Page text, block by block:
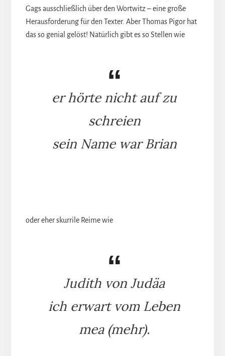
Gags ausschließlich über den Wortwitz – eine große
Herausforderung für den Texter. Aber Thomas Pigor hat
das so genial gelöst! Natürlich gibt es so Stellen wie
er hörte nicht auf zu
schreien
sein Name war Brian
oder eher skurrile Reime wie
Judith von Judäa
ich erwart vom Leben
mea (mehr).